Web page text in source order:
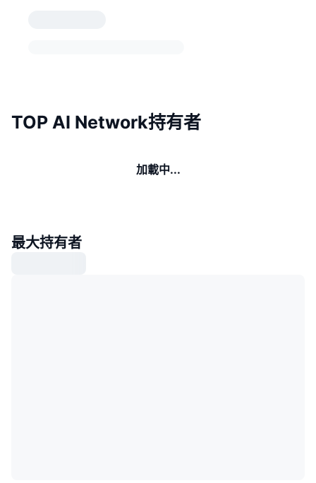
TOP AI Network持有者
加載中...
最大持有者